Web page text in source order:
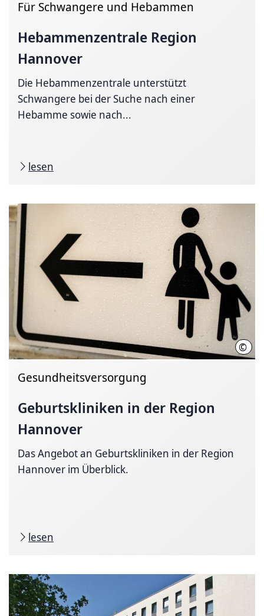
Für Schwangere und Hebammen
Hebammenzentrale Region
Hannover
Die Hebammenzentrale unterstützt
Schwangere bei der Suche nach einer
Hebamme sowie nach...
lesen
©
Gesundheitsversorgung
Geburtskliniken in der Region
Hannover
Das Angebot an Geburtskliniken in der Region
Hannover im Überblick.
lesen